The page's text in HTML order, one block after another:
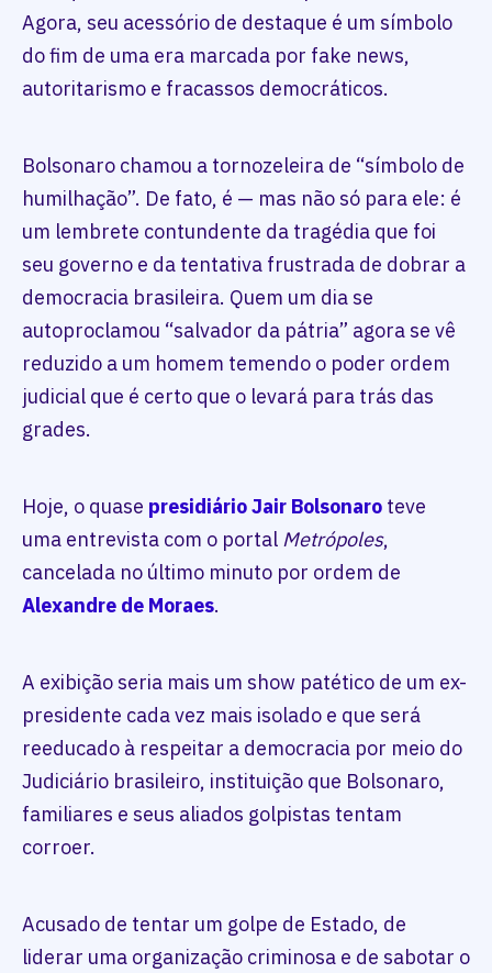
Agora, seu acessório de destaque é um símbolo
do fim de uma era marcada por fake news,
autoritarismo e fracassos democráticos.
Bolsonaro chamou a tornozeleira de “símbolo de
humilhação”. De fato, é — mas não só para ele: é
um lembrete contundente da tragédia que foi
seu governo e da tentativa frustrada de dobrar a
democracia brasileira. Quem um dia se
autoproclamou “salvador da pátria” agora se vê
reduzido a um homem temendo o poder ordem
judicial que é certo que o levará para trás das
grades.
Hoje, o quase presidiárioJair Bolsonaro teve
uma entrevista com o portal Metrópoles,
cancelada no último minuto por ordem de
Alexandre de Moraes.
A exibição seria mais um show patético de um ex-
presidente cada vez mais isolado e que será
reeducado à respeitar a democracia por meio do
Judiciário brasileiro, instituição que Bolsonaro,
familiares e seus aliados golpistas tentam
corroer.
Acusado de tentar um golpe de Estado, de
liderar uma organização criminosa e de sabotar o